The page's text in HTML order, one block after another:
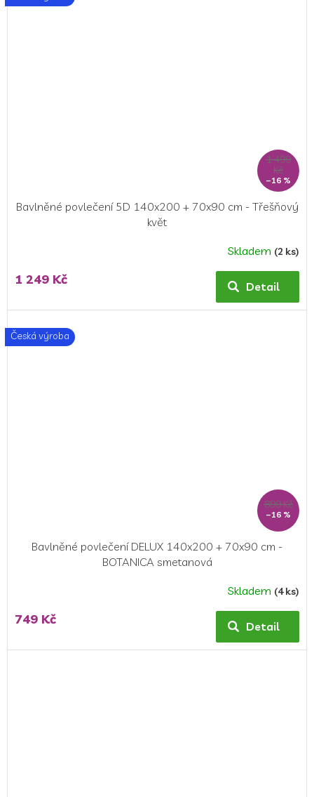
1 499
Kč
–16 %
Bavlněné povlečení 5D 140x200 + 70x90 cm - Třešňový
květ
Skladem (2 ks)
1 249 Kč Detail
Česká výroba
899 Kč
–16 %
Bavlněné povlečení DELUX 140x200 + 70x90 cm -
BOTANICA smetanová
produktu
Skladem (4 ks)
749 Kč Detail